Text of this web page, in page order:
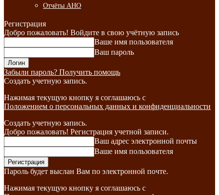
Отчёты АНО
Регистрация
Добро пожаловать! Войдите в свою учётную запись
Ваше имя пользователя
Ваш пароль
Забыли пароль? Получить помощь
Создать учетную запись.
Нажимая текущую кнопку я соглашаюсь с
Положением о персональных данных и конфиденциальности
Создать учетную запись.
Добро пожаловать! Регистрация учетной записи.
Ваш адрес электронной почты
Ваше имя пользователя
Пароль будет выслан Вам по электронной почте.
Нажимая текущую кнопку я соглашаюсь с